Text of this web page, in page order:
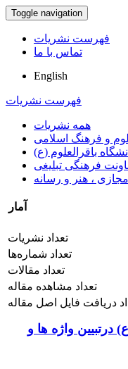
Toggle navigation
فهرست نشریات
تماس با ما
English
فهرست نشریات
همه نشریات
و فرهنگ اسلامی
باقرالعلوم (ع)
فرهنگی تبلیغی
، هنر و رسانه
آمار
تعداد نشریات
تعداد شماره‌ها
تعداد مقالات
تعداد مشاهده مقاله
دریافت فایل اصل مقاله
واژه ها و